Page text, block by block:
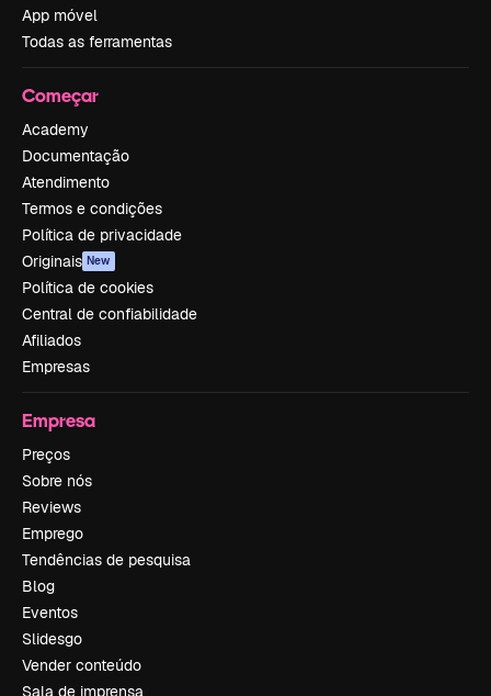
App móvel
Todas as ferramentas
Começar
Academy
Documentação
Atendimento
Termos e condições
Política de privacidade
Originais New
Política de cookies
Central de confiabilidade
Afiliados
Empresas
Empresa
Preços
Sobre nós
Reviews
Emprego
Tendências de pesquisa
Blog
Eventos
Slidesgo
Vender conteúdo
Sala de imprensa